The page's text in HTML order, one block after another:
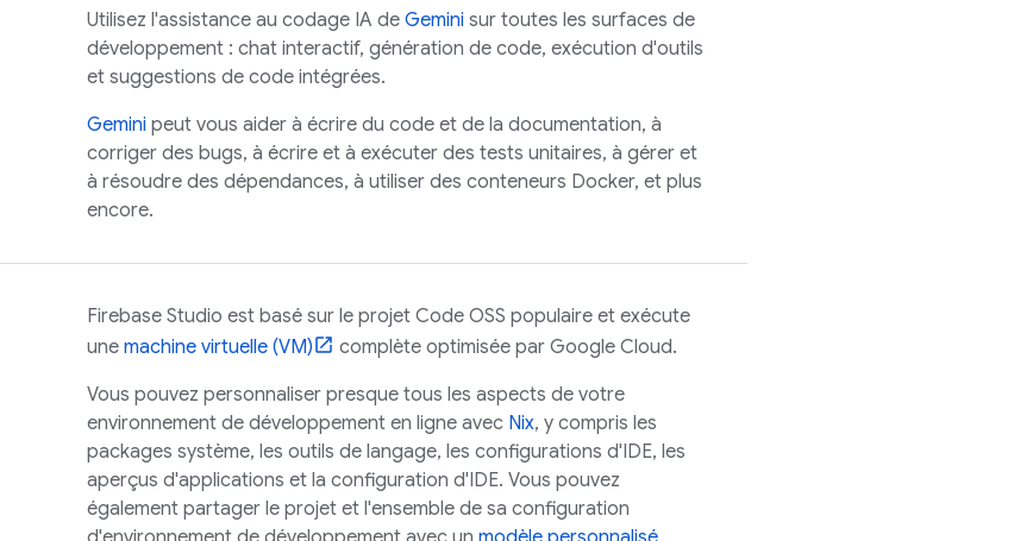
Utilisez l'assistance au codage IA de Gemini sur toutes les surfaces de
développement : chat interactif, génération de code, exécution d'outils
et suggestions de code intégrées.
Gemini peut vous aider à écrire du code et de la documentation, à
corriger des bugs, à écrire et à exécuter des tests unitaires, à gérer et
à résoudre des dépendances, à utiliser des conteneurs Docker, et plus
encore.
Firebase Studio est basé sur le projet Code OSS populaire et exécute
une machine virtuelle (VM) complète optimisée par Google Cloud.
Vous pouvez personnaliser presque tous les aspects de votre
environnement de développement en ligne avec Nix, y compris les
packages système, les outils de langage, les configurations d'IDE, les
aperçus d'applications et la configuration d'IDE. Vous pouvez
également partager le projet et l'ensemble de sa configuration